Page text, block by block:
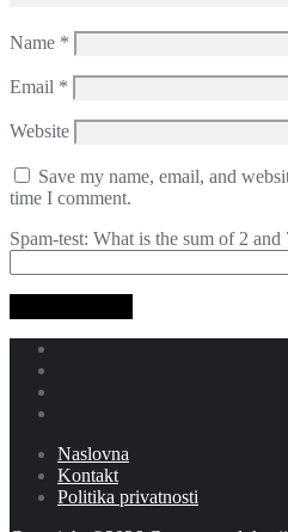
Name *
Email *
Website
Save my name, email, and
time I comment.
Spam-test: What is the sum of 2 and
Naslovna
Kontakt
Politika privatnosti